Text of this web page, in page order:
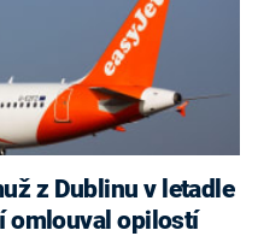
z Dublinu v letadle
omlouval opilostí